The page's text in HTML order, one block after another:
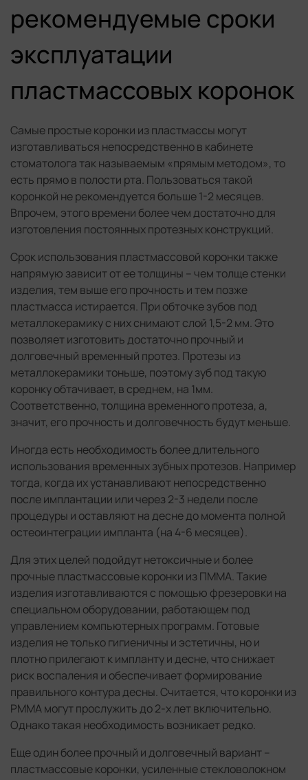
рекомендуемые сроки
эксплуатации
пластмассовых коронок
Самые простые коронки из пластмассы могут
изготавливаться непосредственно в кабинете
стоматолога так называемым «прямым методом», то
есть прямо в полости рта. Пользоваться такой
коронкой не рекомендуется больше 1-2 месяцев.
Впрочем, этого времени более чем достаточно для
изготовления постоянных протезных конструкций.
Срок использования пластмассовой коронки также
напрямую зависит от ее толщины – чем толще стенки
изделия, тем выше его прочность и тем позже
пластмасса истирается. При обточке зубов под
металлокерамику с них снимают слой 1,5-2 мм. Это
позволяет изготовить достаточно прочный и
долговечный временный протез. Протезы из
металлокерамики тоньше, поэтому зуб под такую
коронку обтачивает, в среднем, на 1мм.
Соответственно, толщина временного протеза, а,
значит, его прочность и долговечность будут меньше.
Иногда есть необходимость более длительного
использования временных зубных протезов. Например
тогда, когда их устанавливают непосредственно
после имплантации или через 2-3 недели после
процедуры и оставляют на десне до момента полной
остеоинтеграции импланта (на 4-6 месяцев).
Для этих целей подойдут нетоксичные и более
прочные пластмассовые коронки из ПММА. Такие
изделия изготавливаются с помощью фрезеровки на
специальном оборудовании, работающем под
управлением компьютерных программ. Готовые
изделия не только гигиеничны и эстетичны, но и
плотно прилегают к импланту и десне, что снижает
риск воспаления и обеспечивает формирование
правильного контура десны. Считается, что коронки из
PMMA могут прослужить до 2-х лет включительно.
Однако такая необходимость возникает редко.
Еще один более прочный и долговечный вариант –
пластмассовые коронки, усиленные стекловолокном